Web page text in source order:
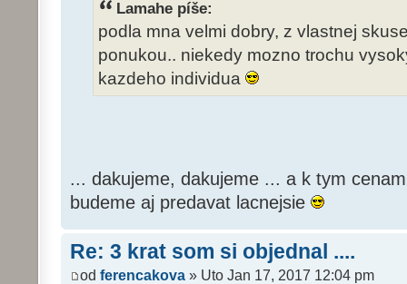
Lamahe píše:
podla mna velmi dobry, z vlastnej
ponukou.. niekedy mozno trochu
kazdeho individua
... dakujeme, dakujeme ... a k tym
budeme aj predavat lacnejsie
Re: 3 krat som si objednal ....
od ferencakova » Uto Jan 17, 2017 12:04 pm